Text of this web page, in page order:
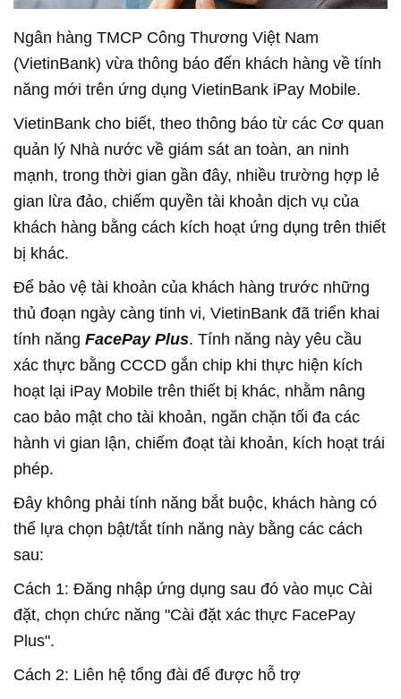
Ngân hàng TMCP Công Thương Việt Nam
(VietinBank) vừa thông báo đến khách hàng về tính
năng mới trên ứng dụng VietinBank iPay Mobile.
VietinBank cho biết, theo thông báo từ các Cơ quan
quản lý Nhà nước về giám sát an toàn, an ninh
mạnh, trong thời gian gần đây, nhiều trường hợp lẻ
gian lừa đảo, chiếm quyền tài khoản dịch vụ của
khách hàng bằng cách kích hoạt ứng dụng trên thiết
bị khác.
Để bảo vệ tài khoản của khách hàng trước những
thủ đoạn ngày càng tinh vi, VietinBank đã triển khai
tính năng FacePay Plus. Tính năng này yêu cầu
xác thực bằng CCCD gắn chip khi thực hiện kích
hoạt lại iPay Mobile trên thiết bị khác, nhằm nâng
cao bảo mật cho tài khoản, ngăn chặn tối đa các
hành vi gian lận, chiếm đoạt tài khoản, kích hoạt trái
phép.
Đây không phải tính năng bắt buộc, khách hàng có
thể lựa chọn bật/tắt tính năng này bằng các cách
sau:
Cách 1: Đăng nhập ứng dụng sau đó vào mục Cài
đặt, chọn chức năng "Cài đặt xác thực FacePay
Plus".
Cách 2: Liên hệ tổng đài để được hỗ trợ